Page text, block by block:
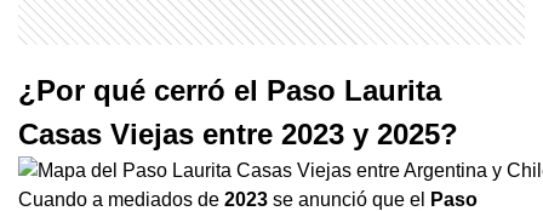
¿Por qué cerró el Paso Laurita
Casas Viejas entre 2023 y 2025?
Cuando a mediados de 2023 se anunció que el
Paso